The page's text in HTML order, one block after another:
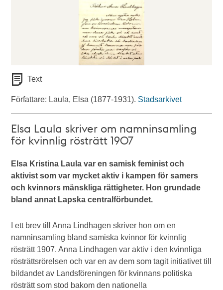
Text
Författare: Laula, Elsa (1877-1931). Stadsarkivet
Elsa Laula skriver om namninsamling
för kvinnlig rösträtt 1907
Elsa Kristina Laula var en samisk feminist och
aktivist som var mycket aktiv i kampen för samers
och kvinnors mänskliga rättigheter. Hon grundade
bland annat Lapska centralförbundet.
I ett brev till Anna Lindhagen skriver hon om en
namninsamling bland samiska kvinnor för kvinnlig
rösträtt 1907. Anna Lindhagen var aktiv i den kvinnliga
rösträttsrörelsen och var en av dem som tagit initiativet till
bildandet av Landsföreningen för kvinnans politiska
rösträtt som stod bakom den nationella